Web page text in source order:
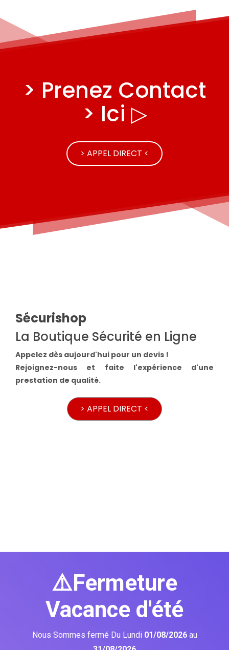
> Prenez Contact
> Ici ▷
> APPEL DIRECT <
Sécurishop
La Boutique Sécurité en Ligne
Appelez dès aujourd'hui pour un devis !
Rejoignez-nous et faite l'expérience d'une
prestation de qualité.
> APPEL DIRECT <
⚠️Fermeture
Vacance d'été
Nous Sommes fermé Du Lundi 01/08/2026 au